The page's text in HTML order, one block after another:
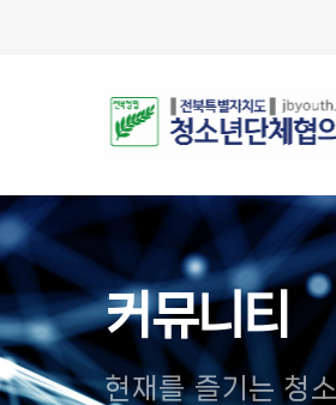
커뮤니티
현재를 즐기는 청